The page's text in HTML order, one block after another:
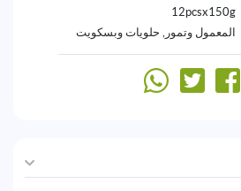
12pcsx150g
المعمول وتمور , حلويات وبسكويت